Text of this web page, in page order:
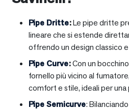
Pipe Dritte:Le pipe dritte
lineare che si estende
offrendo un design classico
Pipe Curve:Con un
fornello più vicino al
comfort e stile, ideali per una
Pipe Semicurve: